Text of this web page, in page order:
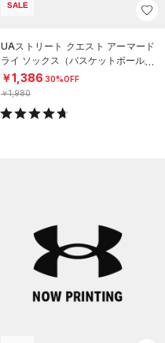
SALE
UAストリート クエスト アーマード
ライ ソックス（バスケットボール/U
NISEX）
￥1,386 30%OFF
￥1,980